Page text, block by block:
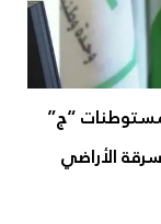
“ج”
الأراضي